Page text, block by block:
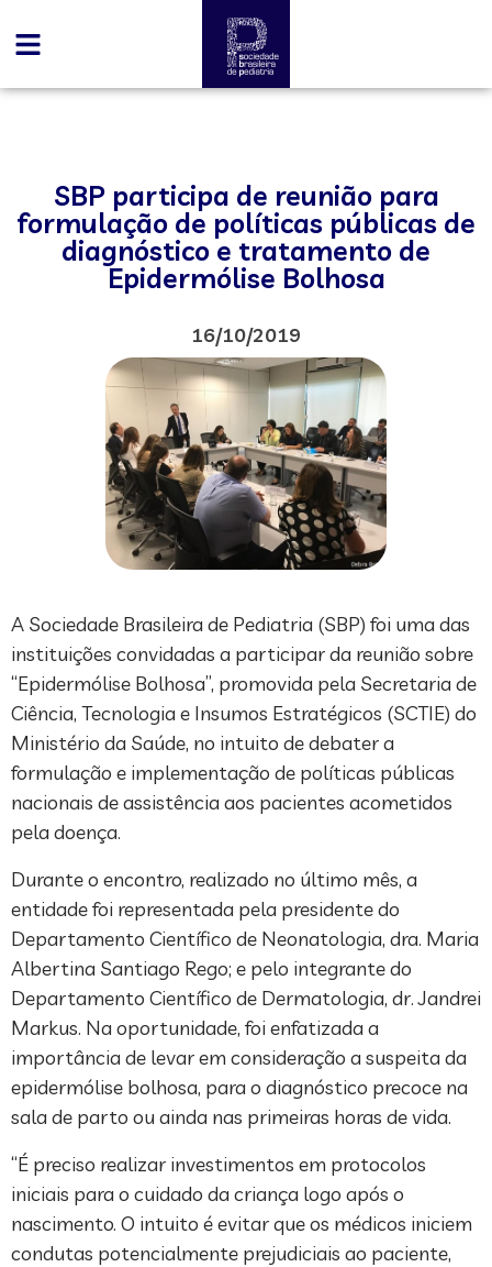
SBP participa de reunião para
formulação de políticas públicas de
diagnóstico e tratamento de
Epidermólise Bolhosa
16/10/2019
A Sociedade Brasileira de Pediatria (SBP) foi uma das
instituições convidadas a participar da reunião sobre
“Epidermólise Bolhosa”, promovida pela Secretaria de
Ciência, Tecnologia e Insumos Estratégicos (SCTIE) do
Ministério da Saúde, no intuito de debater a
formulação e implementação de políticas públicas
nacionais de assistência aos pacientes acometidos
pela doença.
Durante o encontro, realizado no último mês, a
entidade foi representada pela presidente do
Departamento Científico de Neonatologia, dra. Maria
Albertina Santiago Rego; e pelo integrante do
Departamento Científico de Dermatologia, dr. Jandrei
Markus. Na oportunidade, foi enfatizada a
importância de levar em consideração a suspeita da
epidermólise bolhosa, para o diagnóstico precoce na
sala de parto ou ainda nas primeiras horas de vida.
“É preciso realizar investimentos em protocolos
iniciais para o cuidado da criança logo após o
nascimento. O intuito é evitar que os médicos iniciem
condutas potencialmente prejudiciais ao paciente,